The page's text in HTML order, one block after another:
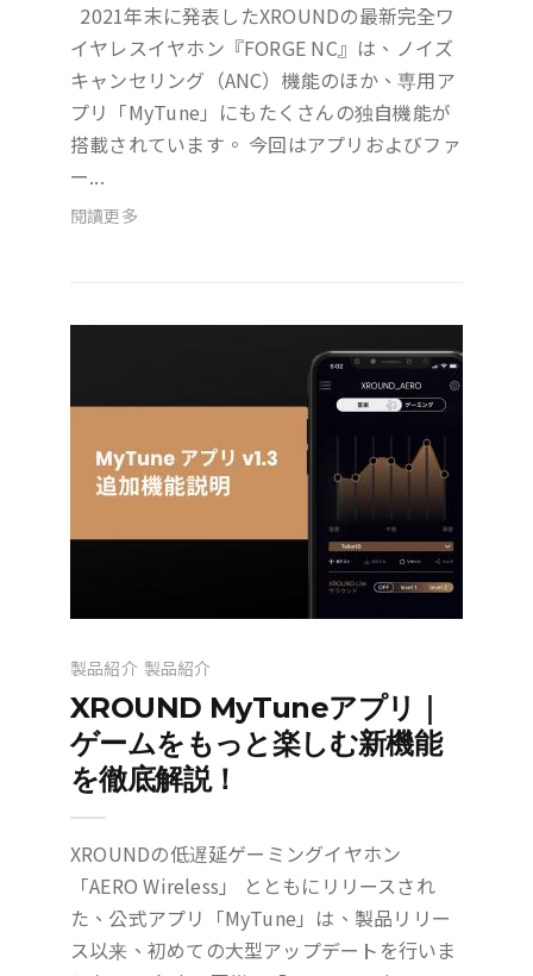
2021年末に発表したXROUNDの最新完全ワ
イヤレスイヤホン『FORGE NC』は、ノイズ
キャンセリング（ANC）機能のほか、専用ア
プリ「MyTune」にもたくさんの独自機能が
搭載されています。 今回はアプリおよびファ
ー...
閱讀更多
製品紹介 製品紹介
XROUND MyTuneアプリ｜
ゲームをもっと楽しむ新機能
を徹底解説！
XROUNDの低遅延ゲーミングイヤホン
「AERO Wireless」 とともにリリースされ
た、公式アプリ「MyTune」は、製品リリー
ス以来、初めての大型アップデートを行いま